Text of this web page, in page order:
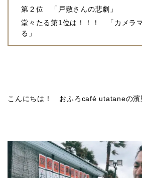
第２位 「戸敷さんの悲劇」
堂々たる第1位は！！！ 「カメラ
る」
こんにちは！ おふろcafé utataneの濱